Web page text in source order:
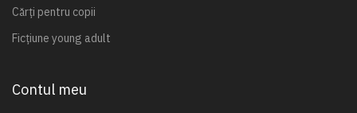
Cărți pentru copii
Ficțiune young adult
Contul meu